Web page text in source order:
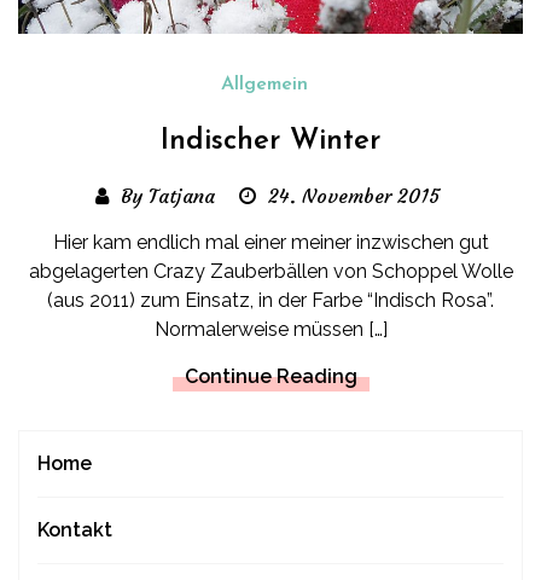
Allgemein
Indischer Winter
By Tatjana 24. November 2015
Hier kam endlich mal einer meiner inzwischen gut
abgelagerten Crazy Zauberbällen von Schoppel Wolle
(aus 2011) zum Einsatz, in der Farbe “Indisch Rosa”.
Normalerweise müssen […]
Continue Reading
Home
Kontakt